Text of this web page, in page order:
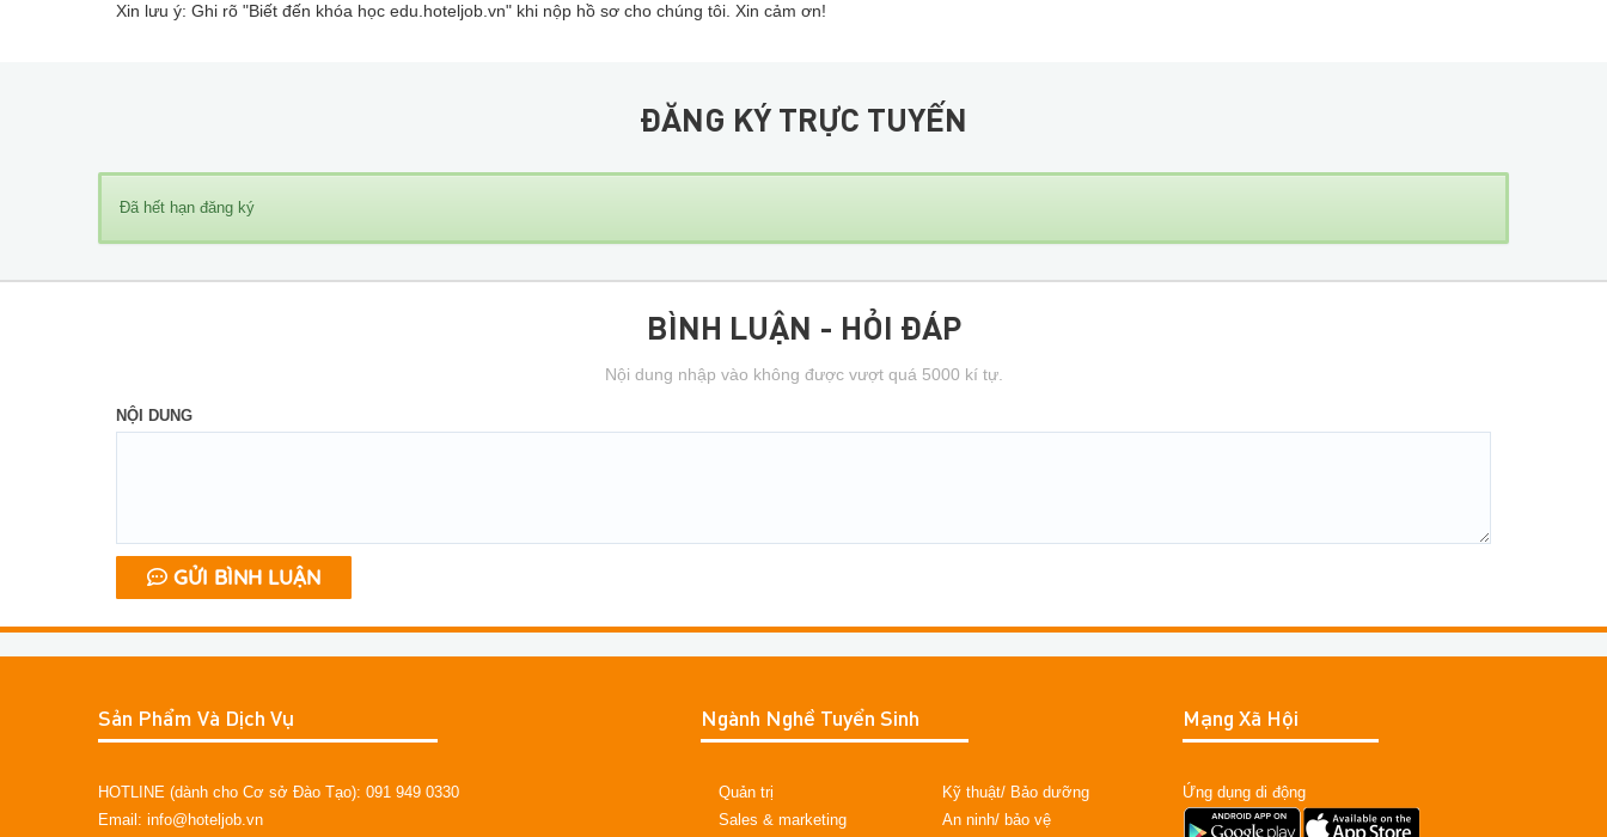
Xin lưu ý: Ghi rõ "Biết đến khóa học edu.hoteljob.vn" khi nộp hồ sơ cho chúng tôi. Xin cảm ơn!
ĐĂNG KÝ TRỰC TUYẾN
Đã hết hạn đăng ký
BÌNH LUẬN - HỎI ĐÁP
Nội dung nhập vào không được vượt quá 5000 kí tự.
NỘI DUNG
GỬI BÌNH LUẬN
Sản Phẩm Và Dịch Vụ
HOTLINE (dành cho Cơ sở Đào Tạo): 091 949 0330
Email: info@hoteljob.vn
Ngành Nghề Tuyển Sinh
Quản trị
Sales & marketing
Kỹ thuật/ Bảo dưỡng
An ninh/ bảo vệ
Mạng Xã Hội
Ứng dụng di động